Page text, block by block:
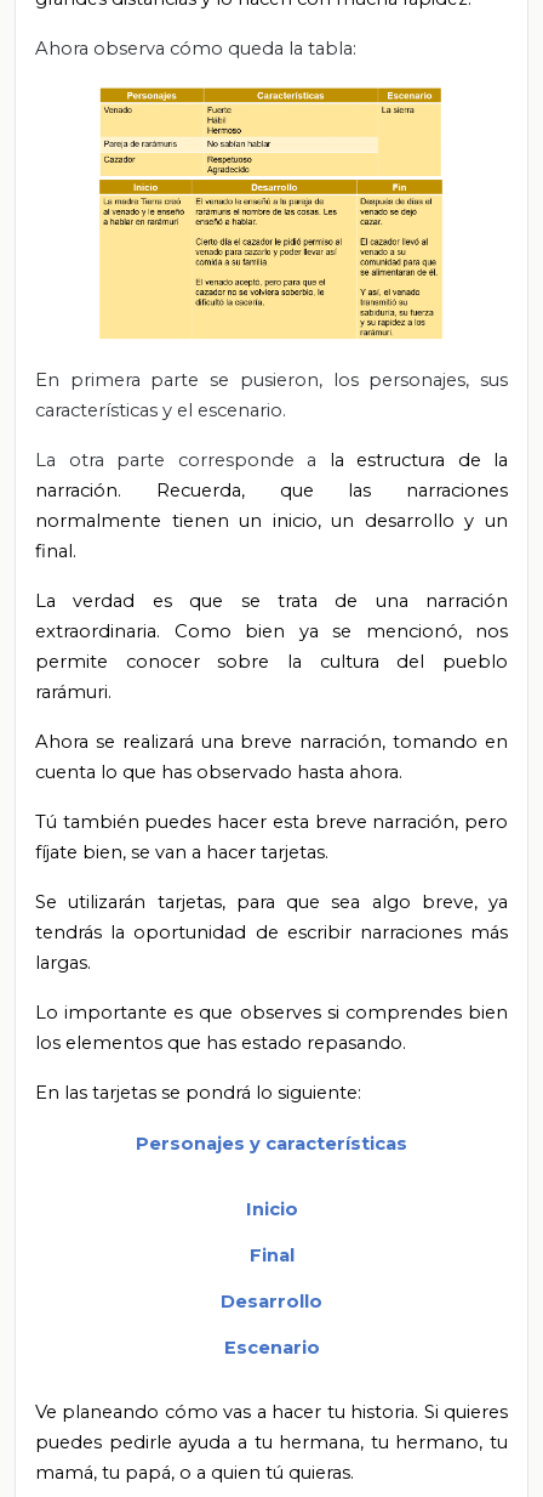
Ahora observa cómo queda la tabla:
En primera parte se pusieron, los personajes, sus
características y el escenario.
La otra parte corresponde a la estructura de la
narración. Recuerda, que las narraciones
normalmente tienen un inicio, un desarrollo y un
final.
La verdad es que se trata de una narración
extraordinaria. Como bien ya se mencionó, nos
permite conocer sobre la cultura del pueblo
rarámuri.
Ahora se realizará una breve narración, tomando en
cuenta lo que has observado hasta ahora.
Tú también puedes hacer esta breve narración, pero
fíjate bien, se van a hacer tarjetas.
Se utilizarán tarjetas, para que sea algo breve, ya
tendrás la oportunidad de escribir narraciones más
largas.
Lo importante es que observes si comprendes bien
los elementos que has estado repasando.
En las tarjetas se pondrá lo siguiente:
Personajes y características
Inicio
Final
Desarrollo
Escenario
Ve planeando cómo vas a hacer tu historia. Si quieres
puedes pedirle ayuda a tu hermana, tu hermano, tu
mamá, tu papá, o a quien tú quieras.